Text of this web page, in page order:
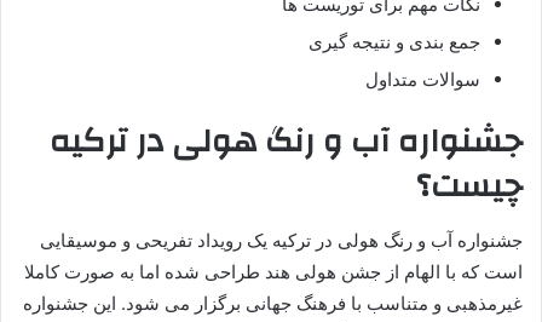
جمع بندی و نتیجه گیری
سوالات متداول
جشنواره آب و رنگ هولی در ترکیه
چیست؟
جشنواره آب و رنگ هولی در ترکیه یک رویداد تفریحی و موسیقایی
است که با الهام از جشن هولی هند طراحی شده اما به صورت کاملا
غیرمذهبی و متناسب با فرهنگ جهانی برگزار می شود. این جشنواره